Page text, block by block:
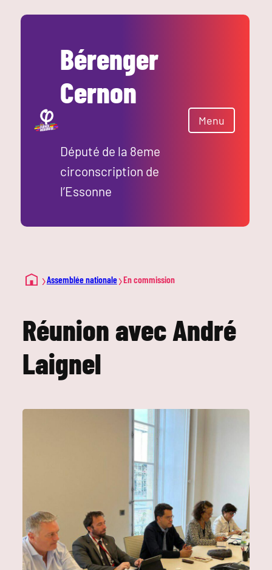
Bérenger
Cernon
Député de la 8eme
circonscription de
l’Essonne
Menu
›Assemblée nationale›En commission
Réunion avec André
Laignel